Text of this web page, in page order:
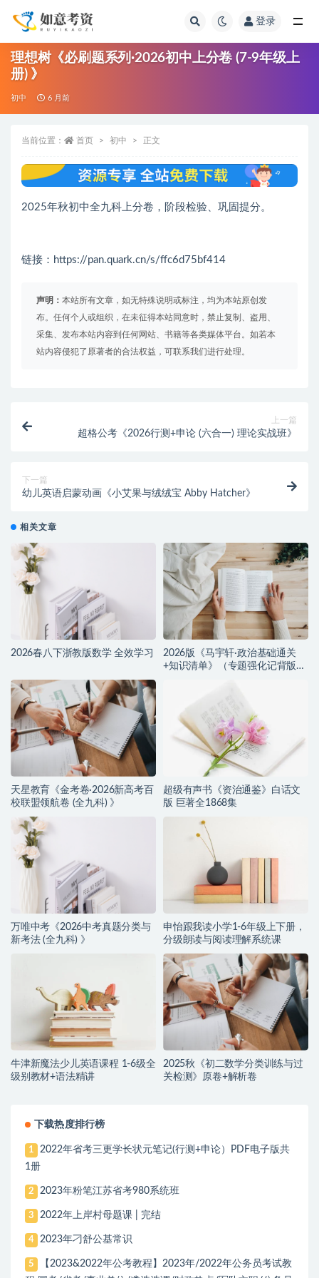
登录
理想树《必刷题系列·2026初中上分卷 (7-9年级上
册) 》
初中 6 月前
当前位置： 首页 初中 正文
2025年秋初中全九科上分卷，阶段检验、巩固提分。
链接：https://pan.quark.cn/s/ffc6d75bf414
声明： 本站所有文章，如无特殊说明或标注，均为本站原创发
布。任何个人或组织，在未征得本站同意时，禁止复制、盗用、
采集、发布本站内容到任何网站、书籍等各类媒体平台。如若本
站内容侵犯了原著者的合法权益，可联系我们进行处理。
上一篇
超格公考《2026行测+申论 (六合一) 理论实战班》
下一篇
幼儿英语启蒙动画《小艾果与绒绒宝 Abby Hatcher》
相关文章
2026春八下浙教版数学 全效学习
2026版《马宇轩·政治基础通关
+知识清单》（专题强化记背版
天星教育《金考卷·2026新高考百
校联盟领航卷 (全九科) 》
超级有声书《资治通鉴》白话文
版 巨著全1868集
万唯中考《2026中考真题分类与
新考法 (全九科) 》
申怡跟我读小学1-6年级上下册，
分级朗读与阅读理解系统课
牛津新魔法少儿英语课程 1-6级全
级别教材+语法精讲
2025秋《初二数学分类训练与过
关检测》原卷+解析卷
下载热度排行榜
1
2022年省考三更学长状元笔记(行测+申论）PDF电子版共
1册
2 2023年粉笔江苏省考980系统班
3 2022年上岸村母题课 | 完结
4 2023年刁舒公基常识
5
【2023&2022年公考教程】2023年/2022年公务员考试教